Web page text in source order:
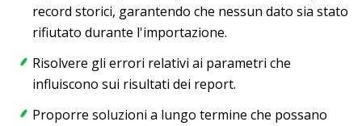
record storici, garantendo che nessun dato sia stato
rifiutato durante l'importazione.
Risolvere gli errori relativi ai parametri che
influiscono sui risultati dei report.
Proporre soluzioni a lungo termine che possano